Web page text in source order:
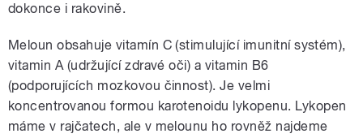
dokonce i rakovině.
Meloun obsahuje vitamín C (stimulující imunitní systém),
vitamin A (udržující zdravé oči) a vitamin B6
(podporujících mozkovou činnost). Je velmi
koncentrovanou formou karotenoidu lykopenu. Lykopen
máme v rajčatech, ale v melounu ho rovněž najdeme